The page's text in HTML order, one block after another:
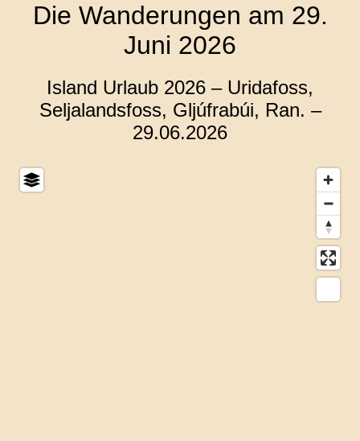
Die Wanderungen am 29.
Juni 2026
Island Urlaub 2026 – Uridafoss,
Seljalandsfoss, Gljúfrabúi, Ran. –
29.06.2026